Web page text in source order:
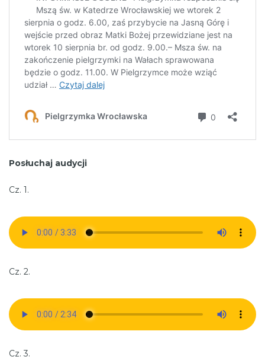
Posłuchaj audycji
Cz. 1.
Cz. 2.
Cz. 3.